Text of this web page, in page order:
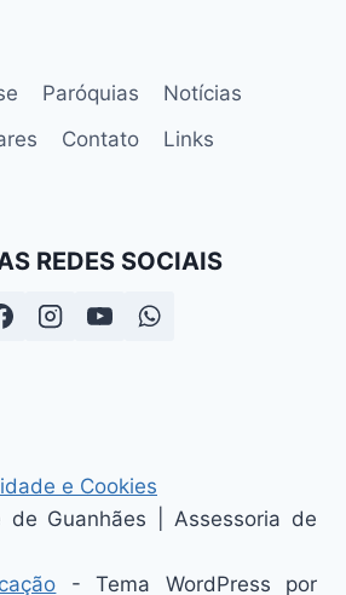
Paróquias
Notícias
Contato
Links
REDES SOCIAIS
e Cookies
Guanhães | Assessoria de
- Tema WordPress por